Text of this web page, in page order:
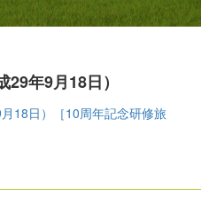
年9月18日）
18日）［10周年記念研修旅